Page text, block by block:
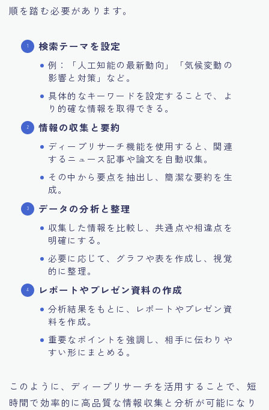
順を踏む必要があります。
検索テーマを設定
例：「人工知能の最新動向」「気候変動の
影響と対策」など。
具体的なキーワードを設定することで、よ
り的確な情報を取得できる。
情報の収集と要約
ディープリサーチ機能を使用すると、関連
するニュース記事や論文を自動収集。
その中から要点を抽出し、簡潔な要約を生
成。
データの分析と整理
収集した情報を比較し、共通点や相違点を
明確にする。
必要に応じて、グラフや表を作成し、視覚
的に整理。
レポートやプレゼン資料の作成
分析結果をもとに、レポートやプレゼン資
料を作成。
重要なポイントを強調し、相手に伝わりや
すい形にまとめる。
このように、ディープリサーチを活用することで、短
時間で効率的に高品質な情報収集と分析が可能になり